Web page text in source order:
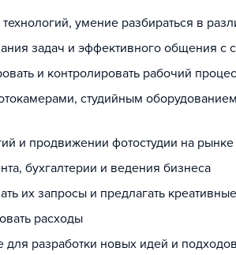
умение разбираться в
задач и эффективного общения с
и контролировать рабочий
студийным
и продвижении фотостудии на рынке
бухгалтерии и ведения бизнеса
их запросы и предлагать
расходы
разработки новых идей и